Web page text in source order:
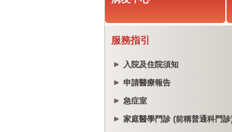
服務指引
入院及住院須知
申請醫療報告
急症室
家庭醫學門診 (前稱普通科門診